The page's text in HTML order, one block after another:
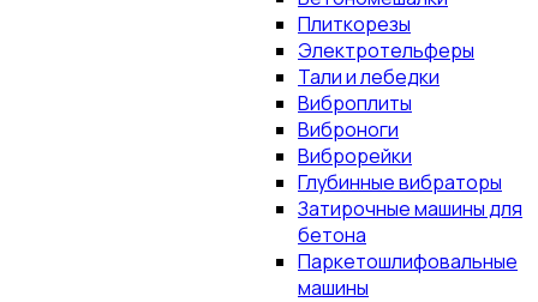
Плиткорезы
Электротельферы
Тали и лебедки
Виброплиты
Виброноги
Виброрейки
Глубинные вибраторы
Затирочные машины для
бетона
Паркетошлифовальные
машины